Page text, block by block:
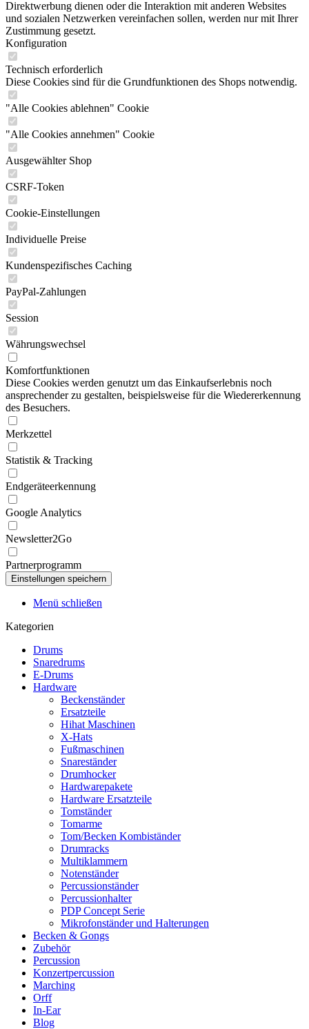
Direktwerbung dienen oder die Interaktion mit anderen Websites
und sozialen Netzwerken vereinfachen sollen, werden nur mit Ihrer
Zustimmung gesetzt.
Konfiguration
Technisch erforderlich
Diese Cookies sind für die Grundfunktionen des Shops notwendig.
"Alle Cookies ablehnen" Cookie
"Alle Cookies annehmen" Cookie
Ausgewählter Shop
CSRF-Token
Cookie-Einstellungen
Individuelle Preise
Kundenspezifisches Caching
PayPal-Zahlungen
Session
Währungswechsel
Komfortfunktionen
Diese Cookies werden genutzt um das Einkaufserlebnis noch
ansprechender zu gestalten, beispielsweise für die Wiedererkennung
des Besuchers.
Merkzettel
Statistik & Tracking
Endgeräteerkennung
Google Analytics
Newsletter2Go
Partnerprogramm
Menü schließen
Kategorien
Drums
Snaredrums
E-Drums
Hardware
Beckenständer
Ersatzteile
Hihat Maschinen
X-Hats
Fußmaschinen
Snareständer
Drumhocker
Hardwarepakete
Hardware Ersatzteile
Tomständer
Tomarme
Tom/Becken Kombiständer
Drumracks
Multiklammern
Notenständer
Percussionständer
Percussionhalter
PDP Concept Serie
Mikrofonständer und Halterungen
Becken & Gongs
Zubehör
Percussion
Konzertpercussion
Marching
Orff
In-Ear
Blog